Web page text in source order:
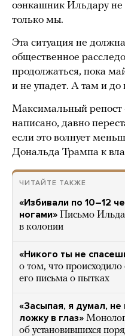
оэнкашник Ильдару
только мы.
Эта ситуация не
общественное
продолжаться, пока
и не упадет. А там и до
Максимальный репост
написано, давно
если это волнует
Дональда Трампа к
ЧИТАЙТЕ ТАКЖЕ
«Избивали по 10–12
ногами» Письмо
в колонии
«Никого ты не
о том, что
его письма о пытках
«Засыпая, я думал, не
ложку в глаз»
об установившихся